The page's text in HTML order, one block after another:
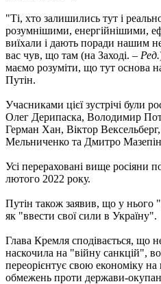
"Ті, хто залишились тут і
розумнішими, енергійнішими,
виїхали і дають поради нашим
вас чув, що там (на Заході. – Ред.
маємо розуміти, що тут основа
Путін.
Учасниками цієї зустрічі були
Олег Дерипаска, Володимир
Герман Хан, Віктор
Мельниченко та Дмитро
Усі перераховані вище росіяни
лютого 2022 року.
Путін також заявив, що у нього
як "ввести свої сили в Україну".
Глава Кремля сподівається, що
наскочила на "війну санкцій",
переорієнтує свою економіку на
обмежень проти держави-